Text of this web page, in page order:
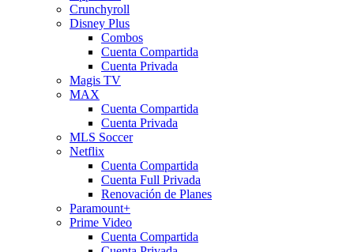
Crunchyroll
Disney Plus
Combos
Cuenta Compartida
Cuenta Privada
Magis TV
MAX
Cuenta Compartida
Cuenta Privada
MLS Soccer
Netflix
Cuenta Compartida
Cuenta Full Privada
Renovación de Planes
Paramount+
Prime Video
Cuenta Compartida